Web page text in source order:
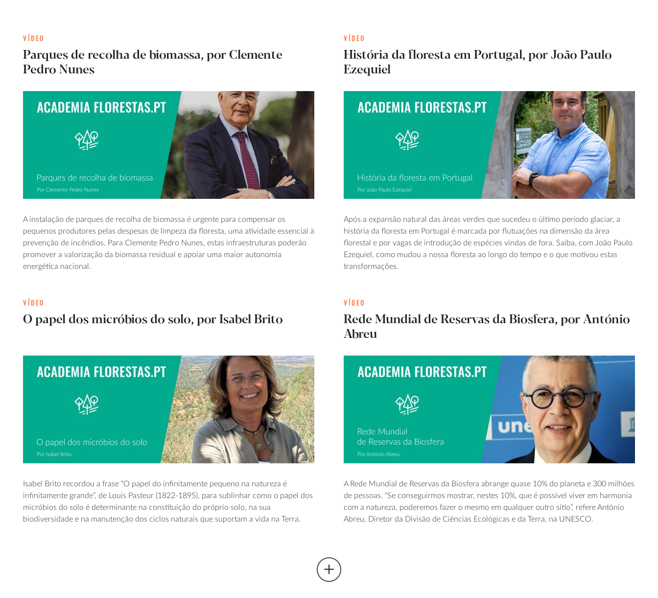
VÍDEO
Parques de recolha de biomassa, por Clemente
Pedro Nunes
A instalação de parques de recolha de biomassa é urgente para compensar os
pequenos produtores pelas despesas de limpeza da floresta, uma atividade essencial à
prevenção de incêndios. Para Clemente Pedro Nunes, estas infraestruturas poderão
promover a valorização da biomassa residual e apoiar uma maior autonomia
energética nacional.
VÍDEO
História da floresta em Portugal, por João Paulo
Ezequiel
Após a expansão natural das áreas verdes que sucedeu o último período glaciar, a
história da floresta em Portugal é marcada por flutuações na dimensão da área
florestal e por vagas de introdução de espécies vindas de fora. Saiba, com João Paulo
Ezequiel, como mudou a nossa floresta ao longo do tempo e o que motivou estas
transformações.
VÍDEO
O papel dos micróbios do solo, por Isabel Brito
Isabel Brito recordou a frase “O papel do infinitamente pequeno na natureza é
infinitamente grande”, de Louis Pasteur (1822-1895), para sublinhar como o papel dos
micróbios do solo é determinante na constituição do próprio solo, na sua
biodiversidade e na manutenção dos ciclos naturais que suportam a vida na Terra.
VÍDEO
Rede Mundial de Reservas da Biosfera, por António
Abreu
A Rede Mundial de Reservas da Biosfera abrange quase 10% do planeta e 300 milhões
de pessoas. “Se conseguirmos mostrar, nestes 10%, que é possível viver em harmonia
com a natureza, poderemos fazer o mesmo em qualquer outro sítio”, refere António
Abreu, Diretor da Divisão de Ciências Ecológicas e da Terra, na UNESCO.